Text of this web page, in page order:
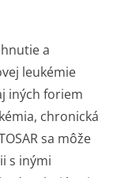
a
leukémie
iných foriem
chronická
sa môže
s inými